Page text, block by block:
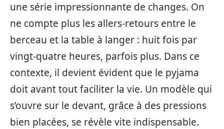
une série impressionnante de changes. On
ne compte plus les allers-retours entre le
berceau et la table à langer : huit fois par
vingt-quatre heures, parfois plus. Dans ce
contexte, il devient évident que le pyjama
doit avant tout faciliter la vie. Un modèle qui
s’ouvre sur le devant, grâce à des pressions
bien placées, se révèle vite indispensable.